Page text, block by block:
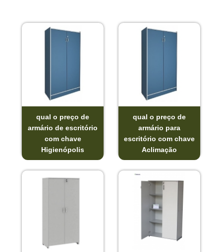
qual o preço de
armário de escritório
com chave
Higienópolis
qual o preço de
armário para
escritório com chave
Aclimação